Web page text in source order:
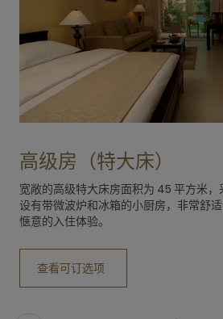
高级房（特大床）
宽敞的高级特大床房面积为 45 平方米，
设有带微波炉和冰箱的小厨房，非常舒
惬意的入住体验。
查看可订选项